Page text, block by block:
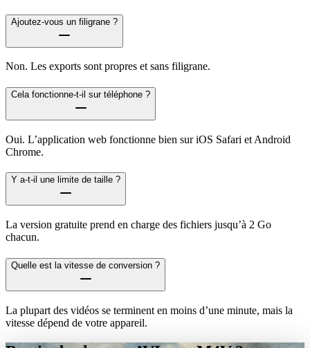
Ajoutez-vous un filigrane ?
Non. Les exports sont propres et sans filigrane.
Cela fonctionne-t-il sur téléphone ?
Oui. L’application web fonctionne bien sur iOS Safari et Android
Chrome.
Y a-t-il une limite de taille ?
La version gratuite prend en charge des fichiers jusqu’à 2 Go
chacun.
Quelle est la vitesse de conversion ?
La plupart des vidéos se terminent en moins d’une minute, mais la
vitesse dépend de votre appareil.